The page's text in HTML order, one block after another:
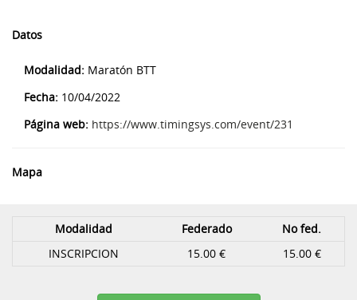
Datos
Modalidad: Maratón BTT
Fecha: 10/04/2022
Página web: https://www.timingsys.com/event/231
Mapa
Modalidad Federado
No fed.
INSCRIPCION
15.00 € 15.00 €